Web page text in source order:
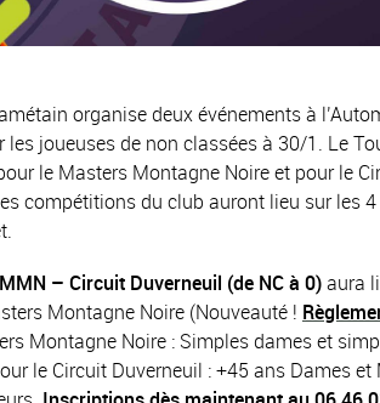
organise deux événements à
joueuses de non classées à 30/1. Le
le Masters Montagne Noire et pour le
compétitions du club auront lieu sur les
– Circuit Duverneuil (de NC à 0)aura
Montagne Noire (Nouveauté !
Montagne Noire : Simples dames et
le Circuit Duverneuil : +45 ans Dames